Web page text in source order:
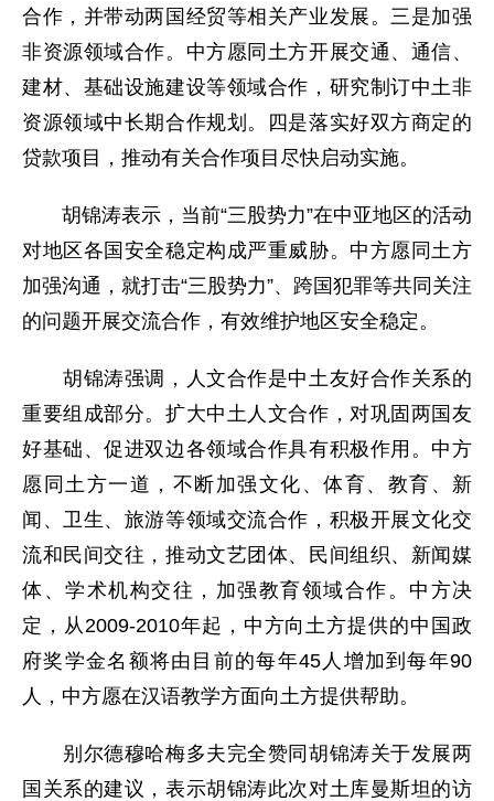
合作，并带动两国经贸等相关产业发展。三是加强
非资源领域合作。中方愿同土方开展交通、通信、
建材、基础设施建设等领域合作，研究制订中土非
资源领域中长期合作规划。四是落实好双方商定的
贷款项目，推动有关合作项目尽快启动实施。
胡锦涛表示，当前“三股势力”在中亚地区的活动
对地区各国安全稳定构成严重威胁。中方愿同土方
加强沟通，就打击“三股势力”、跨国犯罪等共同关注
的问题开展交流合作，有效维护地区安全稳定。
胡锦涛强调，人文合作是中土友好合作关系的
重要组成部分。扩大中土人文合作，对巩固两国友
好基础、促进双边各领域合作具有积极作用。中方
愿同土方一道，不断加强文化、体育、教育、新
闻、卫生、旅游等领域交流合作，积极开展文化交
流和民间交往，推动文艺团体、民间组织、新闻媒
体、学术机构交往，加强教育领域合作。中方决
定，从2009-2010年起，中方向土方提供的中国政
府奖学金名额将由目前的每年45人增加到每年90
人，中方愿在汉语教学方面向土方提供帮助。
别尔德穆哈梅多夫完全赞同胡锦涛关于发展两
国关系的建议，表示胡锦涛此次对土库曼斯坦的访